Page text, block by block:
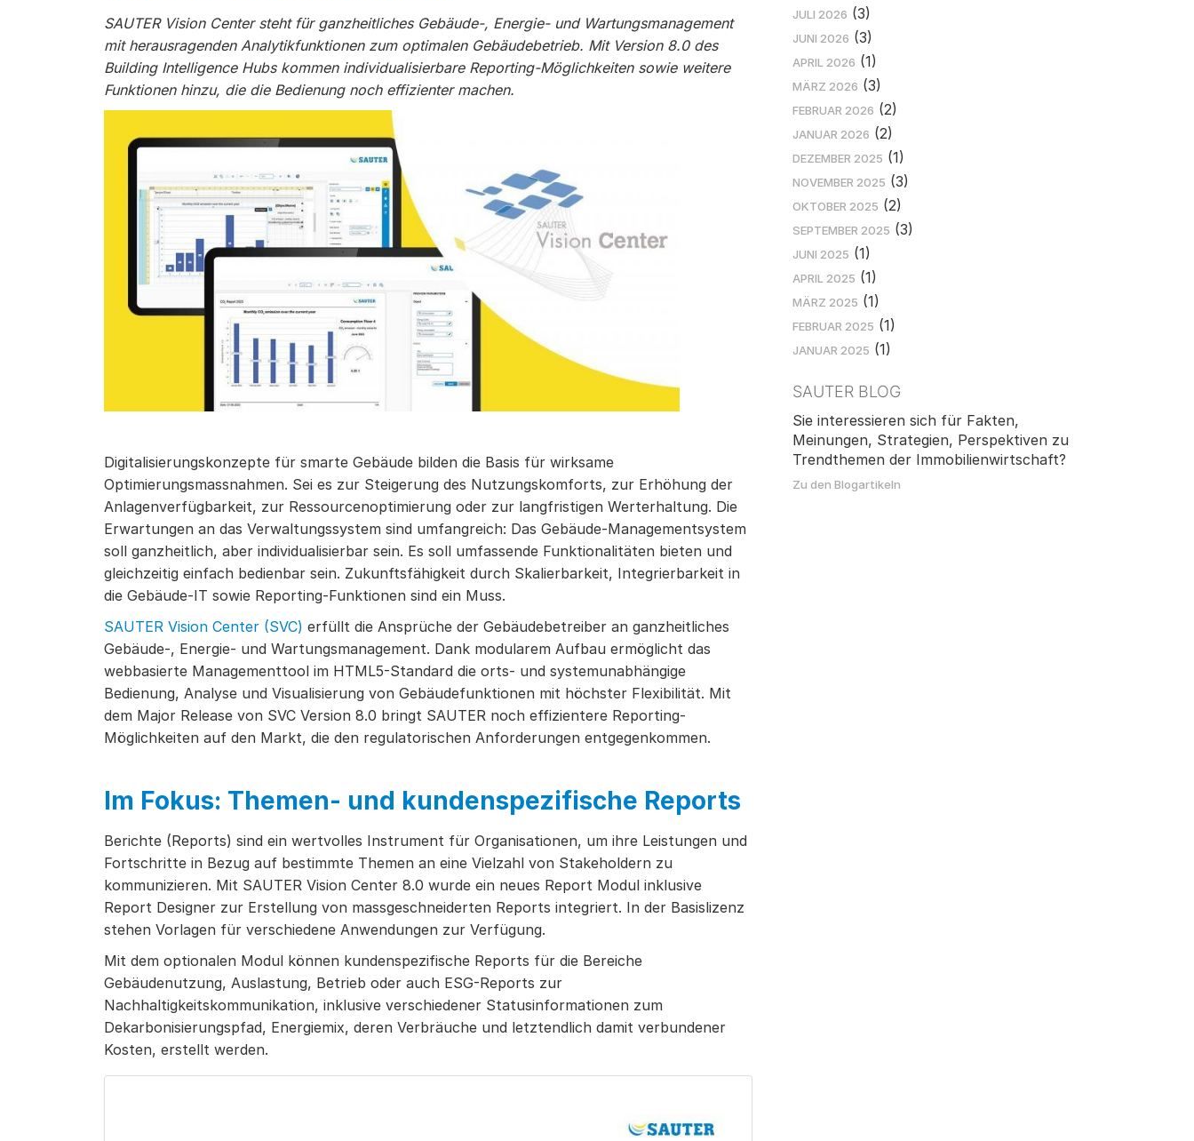
SAUTER Vision Center steht für ganzheitliches Gebäude-, Energie- und Wartungsmanagement
mit herausragenden Analytikfunktionen zum optimalen Gebäudebetrieb. Mit Version 8.0 des
Building Intelligence Hubs kommen individualisierbare Reporting-Möglichkeiten sowie weitere
Funktionen hinzu, die die Bedienung noch effizienter machen.
Digitalisierungskonzepte für smarte Gebäude bilden die Basis für wirksame
Optimierungsmassnahmen. Sei es zur Steigerung des Nutzungskomforts, zur Erhöhung der
Anlagenverfügbarkeit, zur Ressourcenoptimierung oder zur langfristigen Werterhaltung. Die
Erwartungen an das Verwaltungssystem sind umfangreich: Das Gebäude-Managementsystem
soll ganzheitlich, aber individualisierbar sein. Es soll umfassende Funktionalitäten bieten und
gleichzeitig einfach bedienbar sein. Zukunftsfähigkeit durch Skalierbarkeit, Integrierbarkeit in
die Gebäude-IT sowie Reporting-Funktionen sind ein Muss.
SAUTER Vision Center (SVC) erfüllt die Ansprüche der Gebäudebetreiber an ganzheitliches
Gebäude-, Energie- und Wartungsmanagement. Dank modularem Aufbau ermöglicht das
webbasierte Managementtool im HTML5-Standard die orts- und systemunabhängige
Bedienung, Analyse und Visualisierung von Gebäudefunktionen mit höchster Flexibilität. Mit
dem Major Release von SVC Version 8.0 bringt SAUTER noch effizientere Reporting-
Möglichkeiten auf den Markt, die den regulatorischen Anforderungen entgegenkommen.
Im Fokus: Themen- und kundenspezifische Reports
Berichte (Reports) sind ein wertvolles Instrument für Organisationen, um ihre Leistungen und
Fortschritte in Bezug auf bestimmte Themen an eine Vielzahl von Stakeholdern zu
kommunizieren. Mit SAUTER Vision Center 8.0 wurde ein neues Report Modul inklusive
Report Designer zur Erstellung von massgeschneiderten Reports integriert. In der Basislizenz
stehen Vorlagen für verschiedene Anwendungen zur Verfügung.
Mit dem optionalen Modul können kundenspezifische Reports für die Bereiche
Gebäudenutzung, Auslastung, Betrieb oder auch ESG-Reports zur
Nachhaltigkeitskommunikation, inklusive verschiedener Statusinformationen zum
Dekarbonisierungspfad, Energiemix, deren Verbräuche und letztendlich damit verbundener
Kosten, erstellt werden.
JULI 2026 (3)
JUNI 2026 (3)
APRIL 2026 (1)
MÄRZ 2026 (3)
FEBRUAR 2026 (2)
JANUAR 2026 (2)
DEZEMBER 2025 (1)
NOVEMBER 2025 (3)
OKTOBER 2025 (2)
SEPTEMBER 2025 (3)
JUNI 2025 (1)
APRIL 2025 (1)
MÄRZ 2025 (1)
FEBRUAR 2025 (1)
JANUAR 2025 (1)
SAUTER BLOG
Sie interessieren sich für Fakten,
Meinungen, Strategien, Perspektiven zu
Trendthemen der Immobilienwirtschaft?
Zu den Blogartikeln